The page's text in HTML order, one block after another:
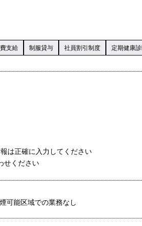
支給 制服貸与 社員割引制度 定期健康
は正確に入力してください
せください
可能区域での業務なし